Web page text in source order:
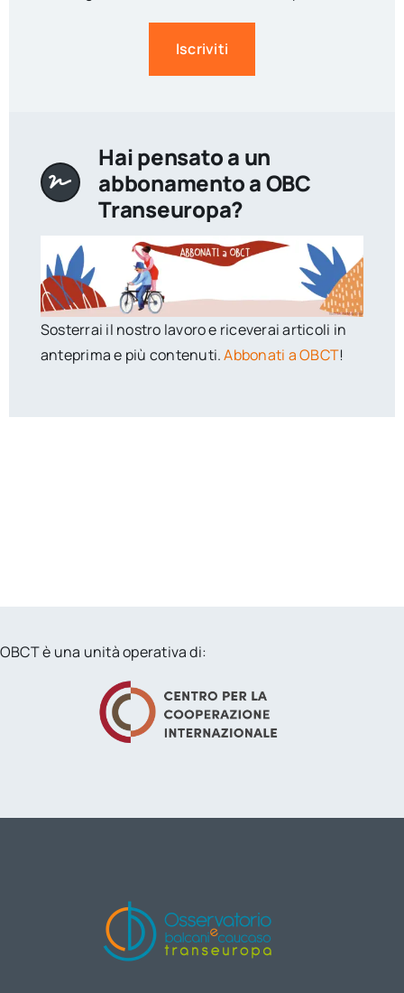
Iscriviti
Hai pensato a un
abbonamento a OBC
Transeuropa?
Sosterrai il nostro lavoro e riceverai articoli in
anteprima e più contenuti.Abbonati a OBCT!
OBCT è una unità operativa di: